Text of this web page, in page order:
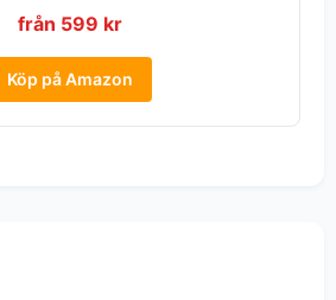
från 599 kr
Köp på Amazon